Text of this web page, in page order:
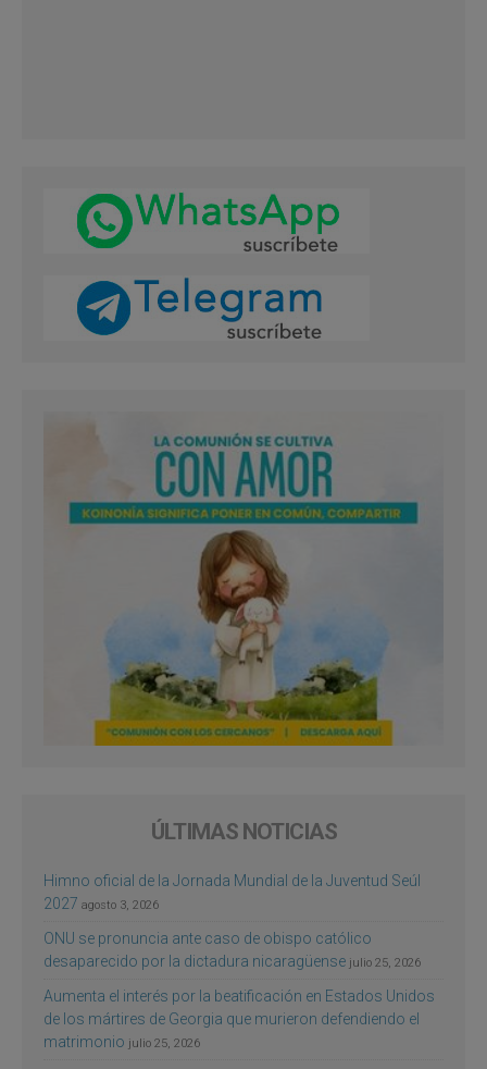
ÚLTIMAS NOTICIAS
Himno oficial de la Jornada Mundial de la Juventud Seúl
2027 agosto 3, 2026
ONU se pronuncia ante caso de obispo católico
desaparecido por la dictadura nicaragüense julio 25, 2026
Aumenta el interés por la beatificación en Estados Unidos
de los mártires de Georgia que murieron defendiendo el
matrimonio julio 25, 2026